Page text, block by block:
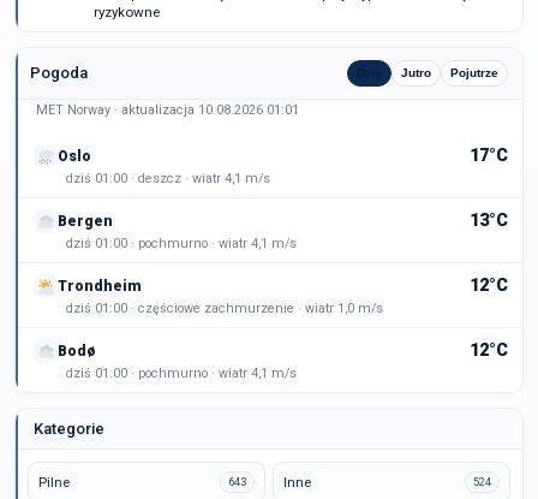
ryzykowne
Pogoda Dziś Jutro Pojutrze
MET Norway · aktualizacja 10.08.2026 01:01
Oslo 17°C
dziś 01:00 · deszcz · wiatr 4,1 m/s
Bergen 13°C
dziś 01:00 · pochmurno · wiatr 4,1 m/s
Trondheim 12°C
dziś 01:00 · częściowe zachmurzenie · wiatr 1,0 m/s
Bodø 12°C
dziś 01:00 · pochmurno · wiatr 4,1 m/s
Kategorie
Pilne 643 Inne 524